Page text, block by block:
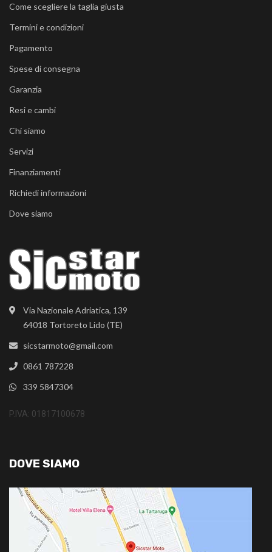
Via Nazionale Adriatica, 139
64018 Tortoreto Lido (TE)
sicstarmoto@gmail.com
0861 787228
339 5847304
P.IVA: 01817100678
Come scegliere la taglia giusta
Termini e condizioni
Pagamento
Spese di consegna
Garanzia
Resi e cambi
Chi siamo
Servizi
Finanziamenti
Richiedi informazioni
Dove siamo
DOVE SIAMO